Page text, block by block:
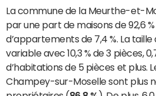
La commune de la Meurthe-et-
par une part de maisons de 92,6
d’appartements de 7,4 %. La
variable avec 10,3 % de 3 pièces,
d’habitations de 5 pièces et plus.
Champey-sur-Moselle sont plus